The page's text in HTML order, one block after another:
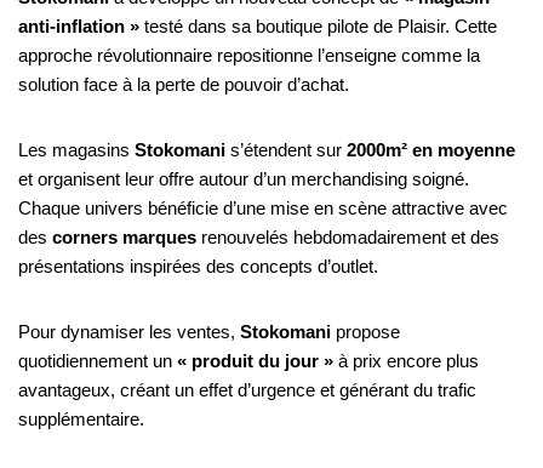
anti-inflation » testé dans sa boutique pilote de Plaisir. Cette
approche révolutionnaire repositionne l’enseigne comme la
solution face à la perte de pouvoir d’achat.
Les magasins Stokomani s’étendent sur 2000m² en moyenne
et organisent leur offre autour d’un merchandising soigné.
Chaque univers bénéficie d’une mise en scène attractive avec
des corners marques renouvelés hebdomadairement et des
présentations inspirées des concepts d’outlet.
Pour dynamiser les ventes, Stokomani propose
quotidiennement un « produit du jour » à prix encore plus
avantageux, créant un effet d’urgence et générant du trafic
supplémentaire.